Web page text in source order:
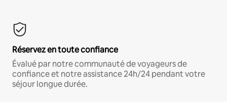
Réservez en toute confiance
Évalué par notre communauté de voyageurs de
confiance et notre assistance 24h/24 pendant votre
séjour longue durée.